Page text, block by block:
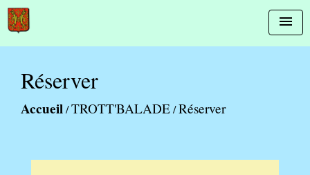
menu
Réserver
Accueil/TROTT'BALADE/Réserver